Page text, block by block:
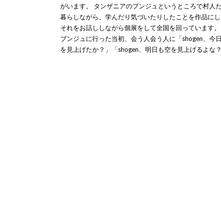
がいます。 タンザニアのブンジュというところで村人
暮らしながら、学んだり気づいたりしたことを作品にし
それをお話ししながら個展をして全国を回っています
ブンジュに行った当初、会う人会う人に「shogen、今
を見上げたか？」「shogen、明日も空を見上げるよな